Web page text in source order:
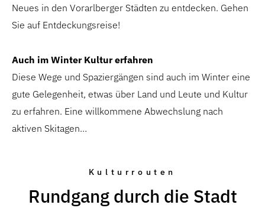
Neues in den Vorarlberger Städten zu entdecken. Gehen
Sie auf Entdeckungsreise!
Auch im Winter Kultur erfahren
Diese Wege und Spaziergängen sind auch im Winter eine
gute Gelegenheit, etwas über Land und Leute und Kultur
zu erfahren. Eine willkommene Abwechslung nach
aktiven Skitagen…
Kulturrouten
Rundgang durch die Stadt